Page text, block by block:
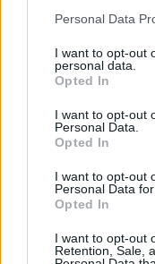
Personal Data
I want to opt-out
personal data.
Opted In
I want to opt-out
Personal Data.
Opted In
I want to opt-out
Personal Data
Opted In
I want to opt-out
Retention, Sale,
HOZZÁSZÓLOK A